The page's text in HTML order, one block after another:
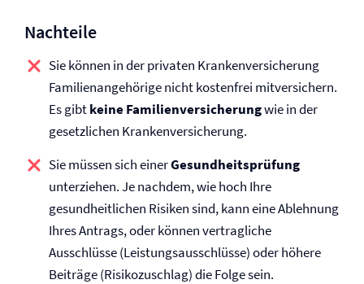
Nachteile
Sie können in der privaten Kranken­versicherung
Familienangehörige nicht kostenfrei mitversichern.
Es gibtkeine Familien­versicherungwie in der
gesetzlichen Kranken­versicherung.
Sie müssen sich einerGesundheitsprüfung
unterziehen. Je nachdem, wie hoch Ihre
gesundheitlichen Risiken sind, kann eine Ablehnung
Ihres Antrags, oder können vertragliche
Ausschlüsse (Leistungsausschlüsse) oder höhere
Beiträge (Risikozuschlag) die Folge sein.